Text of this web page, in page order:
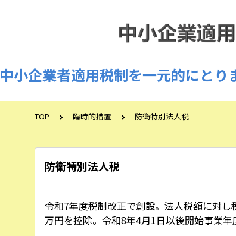
中小企業者適用税制を一元的にと
TOP 臨時的措置 防衛特別法人税
防衛特別法人税
令和7年度税制改正で創設。法人税額に対
万円を控除。令和8年4月1日以後開始事業年